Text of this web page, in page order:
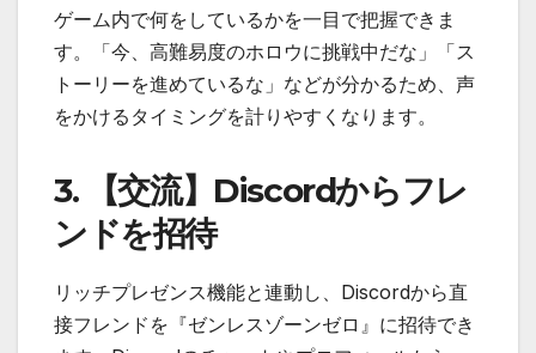
ゲーム内で何をしているかを一目で把握できま
す。「今、高難易度のホロウに挑戦中だな」「ス
トーリーを進めているな」などが分かるため、声
をかけるタイミングを計りやすくなります。
3. 【交流】Discordからフレ
ンドを招待
リッチプレゼンス機能と連動し、Discordから直
接フレンドを『ゼンレスゾーンゼロ』に招待でき